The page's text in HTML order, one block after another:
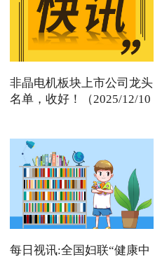
非晶电机板块上市公司龙头
名单，收好！（2025/12/10
每日视讯:全国妇联“健康中